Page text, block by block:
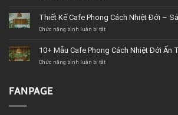
hàng
(Buôn
Cafe
Âu
Thiết Kế Cafe Phong Cách Nhiệt Đới –
Chức năng bình luận bị tắt
Cafe
10+ Mẫu Cafe Phong Cách Nhiệt Đới Ấn
Chức năng bình luận bị tắt
FANPAGE